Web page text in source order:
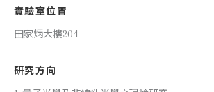
實驗室位置
田家炳大樓204
研究方向